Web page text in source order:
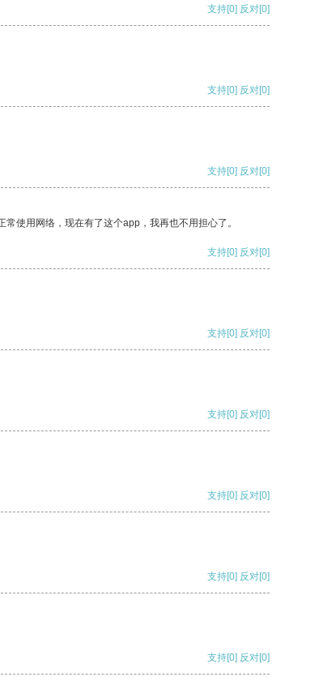
支持[0] 反对[0]
支持[0] 反对[0]
支持[0] 反对[0]
使用网络，现在有了这个app，我再也不用担心了。
支持[0] 反对[0]
支持[0] 反对[0]
支持[0] 反对[0]
支持[0] 反对[0]
支持[0] 反对[0]
支持[0] 反对[0]